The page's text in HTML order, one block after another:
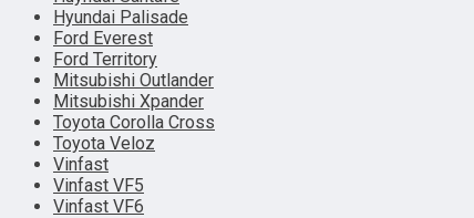
Hyundai Palisade
Ford Everest
Ford Territory
Mitsubishi Outlander
Mitsubishi Xpander
Toyota Corolla Cross
Toyota Veloz
Vinfast
Vinfast VF5
Vinfast VF6